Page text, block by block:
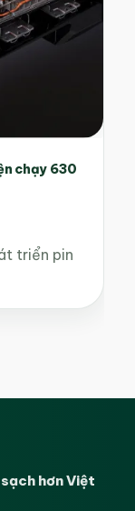
chạy 630
triển pin
hơn Việt